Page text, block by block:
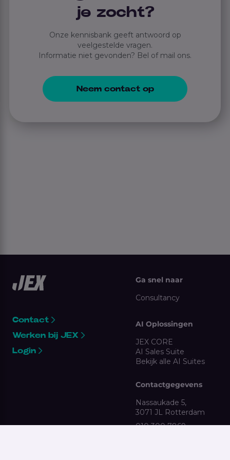
je zocht?
Onze kennisbank geeft antwoord op
veelgestelde vragen.
Informatie niet gevonden? Bel of mail ons.
Neem contact op
Contact
Werken bij JEX
Login
Ga snel naar
Consultancy
AI Oplossingen
JEX CORE
AI Sales Suite
Bekijk alle AI Suites
Contactgegevens
Nassaukade 5,
3071 JL Rotterdam
010 300 7869